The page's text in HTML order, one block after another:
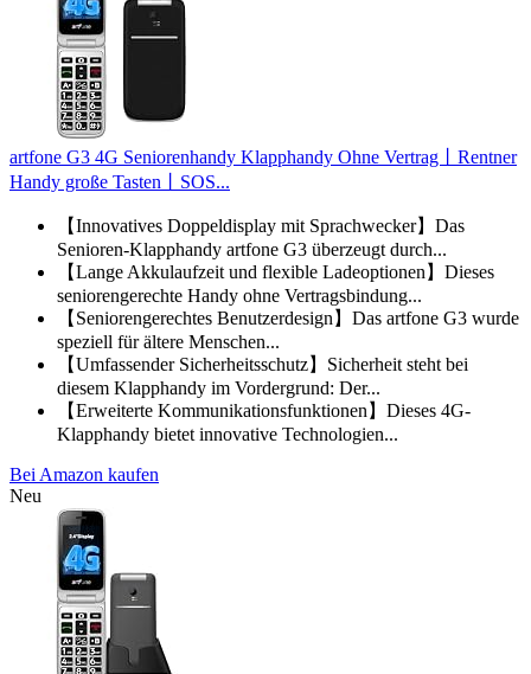
artfone G3 4G Seniorenhandy Klapphandy Ohne Vertrag丨Rentner
Handy große Tasten丨SOS...
【Innovatives Doppeldisplay mit Sprachwecker】Das
Senioren-Klapphandy artfone G3 überzeugt durch...
【Lange Akkulaufzeit und flexible Ladeoptionen】Dieses
seniorengerechte Handy ohne Vertragsbindung...
【Seniorengerechtes Benutzerdesign】Das artfone G3 wurde
speziell für ältere Menschen...
【Umfassender Sicherheitsschutz】Sicherheit steht bei
diesem Klapphandy im Vordergrund: Der...
【Erweiterte Kommunikationsfunktionen】Dieses 4G-
Klapphandy bietet innovative Technologien...
Bei Amazon kaufen
Neu